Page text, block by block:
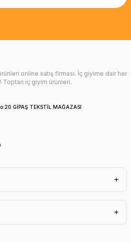
online satış firması. İç giyime dair her
iç giyim ürünleri.
GİPAŞ TEKSTİL MAĞAZASI